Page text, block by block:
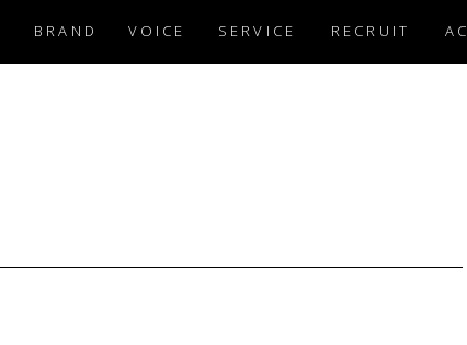
BRAND VOICE SERVICE RECRUIT